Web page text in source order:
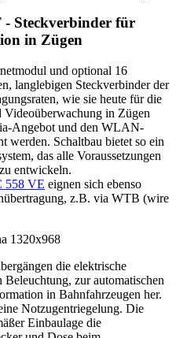
Steckverbinder für
in Zügen
und optional 16
langlebigen Steckverbinder der
wie sie heute für die
Videoüberwachung in Zügen
Angebot und den WLAN-
werden. Schaltbau bietet so ein
das alle Voraussetzungen
entwickeln.
558 VE eignen sich ebenso
z.B. via WTB (wire
die elektrische
zur automatischen
in Bahnfahrzeugen her.
Notzugentriegelung. Die
Einbaulage die